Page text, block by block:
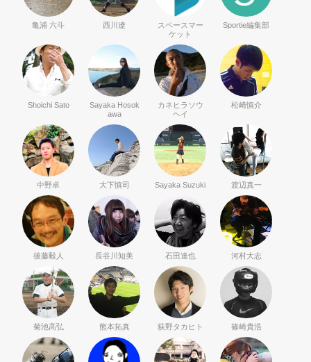
亀浦 六斗 西川遼
スペースマー
ケット
Sportie編集部
Shoichi Sato
Sayaka Hosok
awa
カネヒラソウ
ヘイ
松崎慎介
中野卓 大下慎司 Sayaka Suzuki 渡辺真一
後藤毅人 長谷川知美 石田達也 河村大志
菊池高弘 熊本拓真 荻野タカヒト 篠崎貴浩